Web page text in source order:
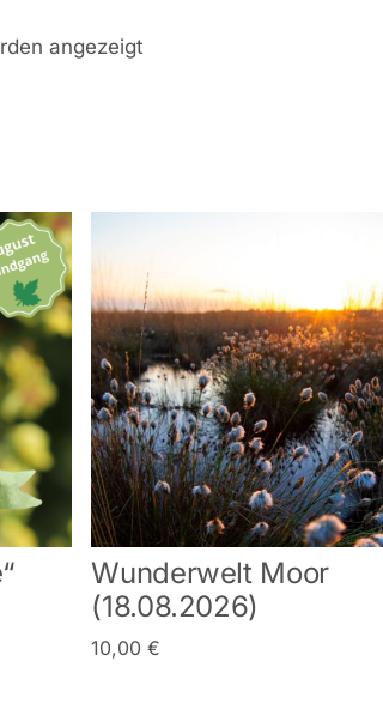
angezeigt
Wunderwelt Moor
(18.08.2026)
10,00€